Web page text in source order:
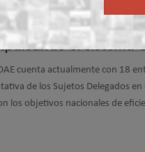
el sistema
cuenta actualmente con 18
de los Sujetos Delegados
los objetivos nacionales de